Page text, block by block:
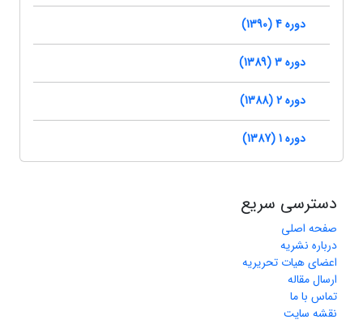
دوره 4 (1390)
دوره 3 (1389)
دوره 2 (1388)
دوره 1 (1387)
دسترسی سریع
صفحه اصلی
درباره نشریه
اعضای هیات تحریریه
ارسال مقاله
تماس با ما
نقشه سایت